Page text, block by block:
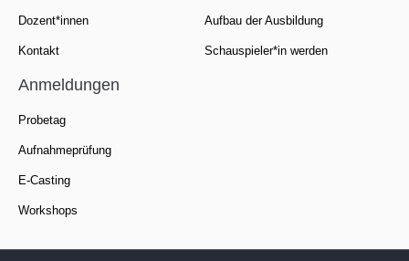
Dozent*innen
Kontakt
Aufbau der Ausbildung
Schauspieler*in werden
Anmeldungen
Probetag
Aufnahmeprüfung
E-Casting
Workshops